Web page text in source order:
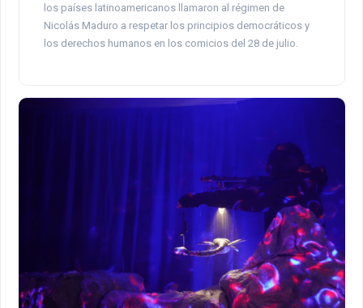
los países latinoamericanos llamaron al régimen de
Nicolás Maduro a respetar los principios democráticos y
los derechos humanos en los comicios del 28 de julio.